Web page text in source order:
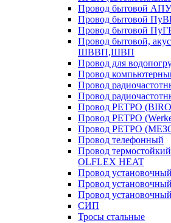
Провод бытовой
Провод бытовой
Провод бытовой
Провод бытовой,
ШВВП,ШВП
Провод для
Провод
Провод
Провод
Провод РЕТРО
Провод РЕТРО
Провод РЕТРО
Провод телефонный
Провод
OLFLEX HEAT
Провод
Провод
Провод
СИП
Тросы стальные